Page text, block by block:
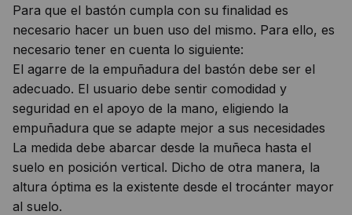
Para que el bastón cumpla con su finalidad es
necesario hacer un buen uso del mismo. Para ello, es
necesario tener en cuenta lo siguiente:
El agarre de la empuñadura del bastón debe ser el
adecuado. El usuario debe sentir comodidad y
seguridad en el apoyo de la mano, eligiendo la
empuñadura que se adapte mejor a sus necesidades
La medida debe abarcar desde la muñeca hasta el
suelo en posición vertical. Dicho de otra manera, la
altura óptima es la existente desde el trocánter mayor
al suelo.